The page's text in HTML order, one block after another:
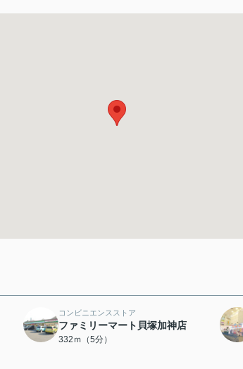
コンビニエンスストア
ファミリーマート貝塚加神店
332ｍ（5分）